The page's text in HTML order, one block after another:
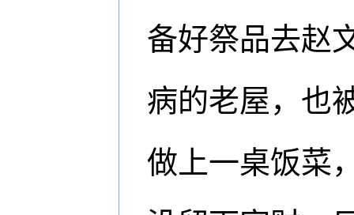
备好祭品去赵
病的老屋，也
做上一桌饭菜